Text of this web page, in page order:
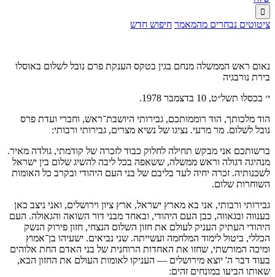

ציטוטים נבחרים מהמאמר חיפוש חדש
נאום ראש הממשלה מנחם בגין בטקס הענקת פרם נובל לשלום באוסלו
בירת נורבגיה
י׳ בכסלו תשל״ט, 10 בדצמבר 1978
.
הוד מלכותך, הוד רוממותכם, גבירותי היושבת־ראש, וחברי ועדת פרס
נובל לשלום. מר מרעי. נציגו של נשיא מצרים, גבירותי ורבותי:
ברשותכם אני מבקש תחילה לחלוק כבוד לזכרה של קודמתי, גולדה מאיר.
מנהיגה דגולה וראש ממשלה, ששאפה בכל ליבה להשיג שלום בין ישראל
לשכנותיה. זכרה יחיה לעד בליבם של בני העם היהודי ובקרב כל האומות
השוחרות שלום.
גבירותי ורבותי, אני בא מארץ ישראל, ארץ ציון וירושלים, ואני ניצב כאן
בענווה ובגאווה, כבן העם היהודי, ובאחד מבני דור השואה והגאולה. העם
היהודי העתיק העניק לעולם את חזון השלום הנצחי, חזון פירוק הנשק
הכללי, ביטול לימוד המלחמה ועשייתה. שני נביאים. ישעיהו בן־אמוץ
ומיכה המורשתי, שחזו את האחדות הרוחנית של בני האדם החת אלוהים
בעוד דבר ה' יוצא מירושלים — העניקו לאומות העולם את החזון הבא,
שאותו הביעו במונחים זהים: